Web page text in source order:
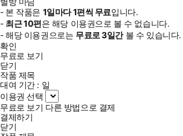
- 본 작품은 1일마다1편씩 무료입니다.
- 최근10편은 해당 이용권으로 볼 수 없습니다.
- 해당 이용권으로는 무료로3일간볼 수 있습니다.
확인
무료로 보기
닫기
작품 제목
대여 기간 : 일
이용권 선택
무료로 보기 다른 방법으로 결제
결제하기
닫기